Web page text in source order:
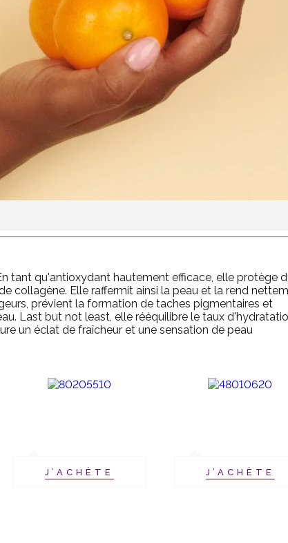
tant qu'antioxydant hautement efficace, elle protège
collagène. Elle raffermit ainsi la peau et la rend
prévient la formation de taches pigmentaires et
Last but not least, elle rééquilibre le taux
un éclat de fraîcheur et une sensation de peau
J’ACHÈTE J’ACHÈTE